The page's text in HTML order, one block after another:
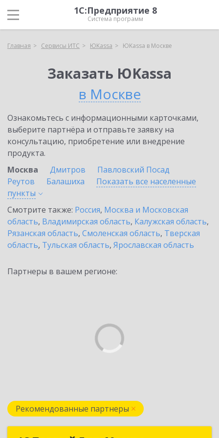
1С:Предприятие 8
Система программ
Главная Сервисы ИТС ЮKassa ЮKassa в Москве
Заказать ЮKassa
в Москве
Ознакомьтесь с информационными карточками,
выберите партнёра и отправьте заявку на
консультацию, приобретение или внедрение
продукта.
Москва
Дмитров
Павловский Посад
Реутов
Балашиха
Показать все населенные
пункты
Смотрите также: Россия, Москва и Московская
область, Владимирская область, Калужская область,
Рязанская область, Смоленская область, Тверская
область, Тульская область, Ярославская область
Партнеры в вашем регионе:
Рекомендованные партнеры